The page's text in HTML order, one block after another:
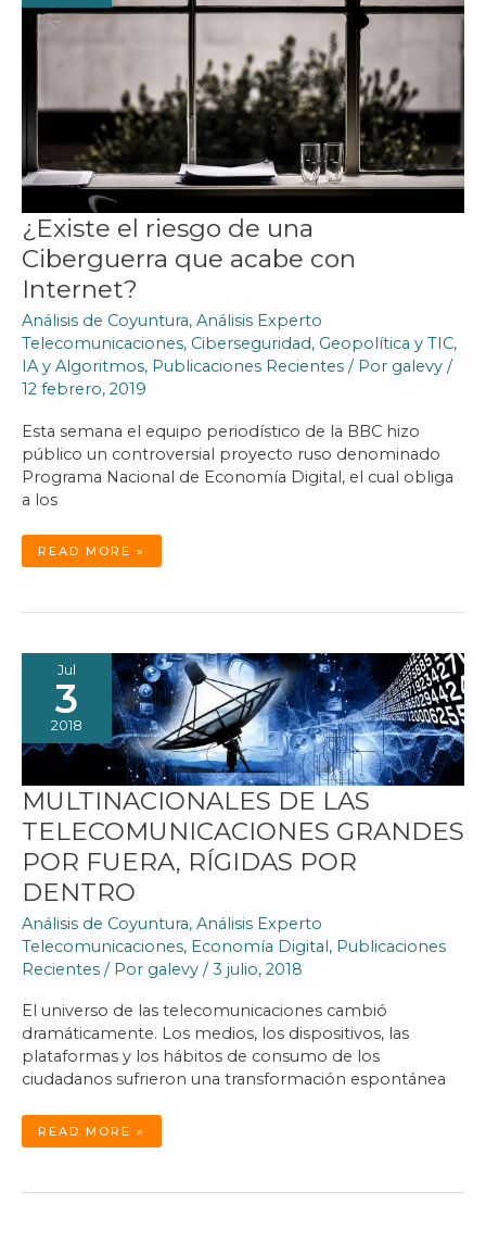
¿Existe el riesgo de una
Ciberguerra que acabe con
Internet?
Análisis de Coyuntura, Análisis Experto
Telecomunicaciones, Ciberseguridad, Geopolítica y TIC,
IA y Algoritmos, Publicaciones Recientes / Por galevy /
12 febrero, 2019
Esta semana el equipo periodístico de la BBC hizo
público un controversial proyecto ruso denominado
Programa Nacional de Economía Digital, el cual obliga
a los
¿EXISTE
RIESGO
QUE
READ MORE »
Jul
3
2018
MULTINACIONALES DE LAS
TELECOMUNICACIONES GRANDES
POR FUERA, RÍGIDAS POR
DENTRO
Análisis de Coyuntura, Análisis Experto
Telecomunicaciones, Economía Digital, Publicaciones
Recientes / Por galevy /3 julio, 2018
El universo de las telecomunicaciones cambió
dramáticamente. Los medios, los dispositivos, las
plataformas y los hábitos de consumo de los
ciudadanos sufrieron una transformación espontánea
MULTINACIONALES
LAS
FUERA,
READ MORE »